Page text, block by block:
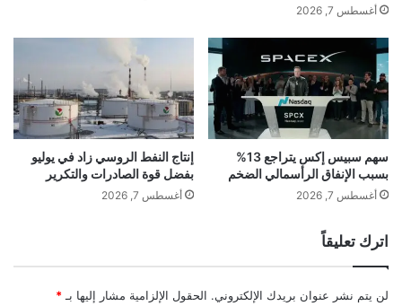
ر
ط
ي
ة
ا
س
ب
و
ر
غ
إ
ل
ى
7
ت
ي
أغسطس 7, 2026
سهم سبيس إكس يتراجع 13%
بسبب الإنفاق الرأسمالي الضخم
أغسطس 7, 2026
إنتاج النفط الروسي زاد في يوليو
بفضل قوة الصادرات والتكرير
أغسطس 7, 2026
اترك تعليقاً
لن يتم نشر عنوان بريدك الإلكتروني. الحقول الإلزامية مشار إليها بـ *